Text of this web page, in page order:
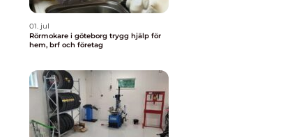
01. jul
Rörmokare i göteborg trygg hjälp för
hem, brf och företag